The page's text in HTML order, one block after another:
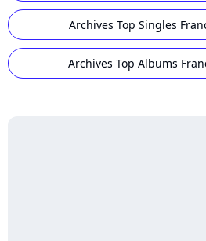
Archives Top Singles
Archives Top Albums